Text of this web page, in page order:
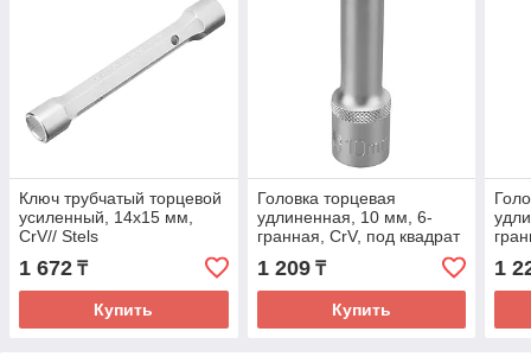
Ключ трубчатый торцевой
усиленный, 14х15 мм,
CrV// Stels
1 672 ₸
Купить
Головка торцевая
удлиненная, 10 мм, 6-
гранная, CrV, под квадрат
1/2",// Stels
1 209₸
Купить
1